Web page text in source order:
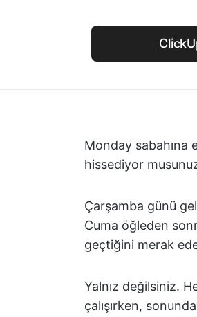
Monday sabahına
hissediyor
Çarşamba günü
Cuma öğleden
geçtiğini merak
Yalnız değilsiniz.
çalışırken,